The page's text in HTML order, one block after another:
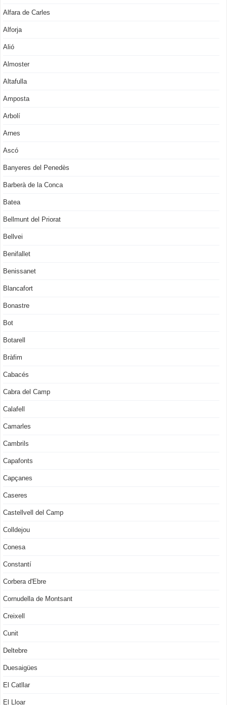
Alfara de Carles
Alforja
Alió
Almoster
Altafulla
Amposta
Arbolí
Arnes
Ascó
Banyeres del Penedès
Barberà de la Conca
Batea
Bellmunt del Priorat
Bellvei
Benifallet
Benissanet
Blancafort
Bonastre
Bot
Botarell
Bràfim
Cabacés
Cabra del Camp
Calafell
Camarles
Cambrils
Capafonts
Capçanes
Caseres
Castellvell del Camp
Colldejou
Conesa
Constantí
Corbera d'Ebre
Cornudella de Montsant
Creixell
Cunit
Deltebre
Duesaigües
El Catllar
El Lloar